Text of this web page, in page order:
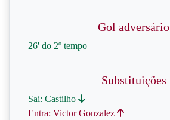
Gol adversário
26' do 2º tempo
Substituições
Sai: Castilho
Entra: Victor Gonzalez